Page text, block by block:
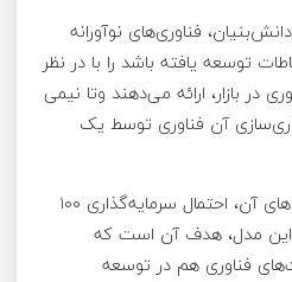
فناوری‌های نوآورانه
توسعه یافته باشد را با در نظر
در بازار، ارائه می‌دهند وتا نیمی
آن فناوری توسط یک
بسته به نوع فناوری و کاربردهای آن، احتمال سرمایه‌گذاری ۱۰۰
این مدل، هدف آن است که
فناوری هم در توسعه